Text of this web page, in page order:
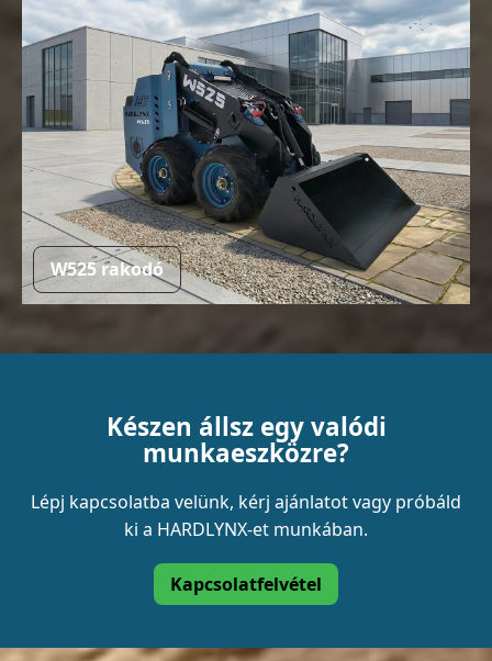
W525 rakodó
Készen állsz egy valódi
munkaeszközre?
Lépj kapcsolatba velünk, kérj ajánlatot vagy próbáld
ki a HARDLYNX-et munkában.
Kapcsolatfelvétel